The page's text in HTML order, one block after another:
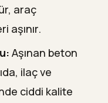
araç
aşınır.
Aşınan beton
ilaç ve
ciddi kalite